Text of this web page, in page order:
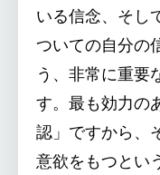
いる信念、そし
ついての自分の
う、非常に重要
す。最も効力の
認」ですから、
意欲をもつとい